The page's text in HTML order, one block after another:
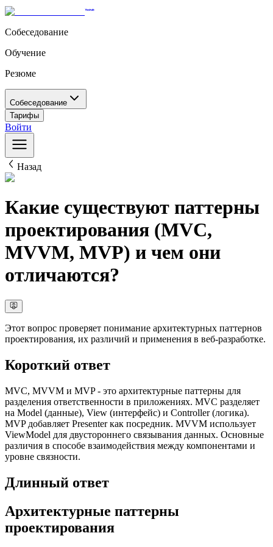
Собеседование
Обучение
Резюме
Собеседование
Тарифы
Войти
Назад
Какие существуют паттерны
проектирования (MVC,
MVVM, MVP) и чем они
отличаются?
Этот вопрос проверяет понимание архитектурных паттернов
проектирования, их различий и применения в веб-разработке.
Короткий ответ
MVC, MVVM и MVP - это архитектурные паттерны для
разделения ответственности в приложениях. MVC разделяет
на Model (данные), View (интерфейс) и Controller (логика).
MVP добавляет Presenter как посредник. MVVM использует
ViewModel для двустороннего связывания данных. Основные
различия в способе взаимодействия между компонентами и
уровне связности.
Длинный ответ
Архитектурные паттерны
проектирования